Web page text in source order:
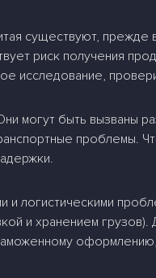
существуют,
риск получения
исследование,
могут быть вызваны
проблемы.
и логистическими
и хранением грузов).